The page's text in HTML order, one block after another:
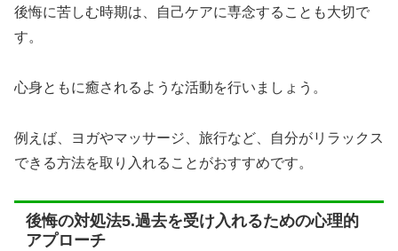
後悔に苦しむ時期は、自己ケアに専念することも大切で
す。
心身ともに癒されるような活動を行いましょう。
例えば、ヨガやマッサージ、旅行など、自分がリラックス
できる方法を取り入れることがおすすめです。
後悔の対処法5.過去を受け入れるための心理的
アプローチ